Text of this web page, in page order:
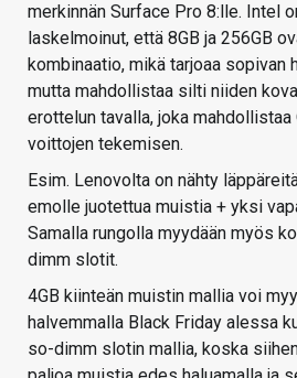
merkinnän Surface Pro 8:lle. Intel
laskelmoinut, että 8GB ja 256GB
kombinaatio, mikä tarjoaa sopivan
mutta mahdollistaa silti niiden
erottelun tavalla, joka mahdollistaa
voittojen tekemisen.
Esim. Lenovolta on nähty
emolle juotettua muistia + yksi
Samalla rungolla myydään myös
dimm slotit.
4GB kiinteän muistin mallia voi
halvemmalla Black Friday alessa
so-dimm slotin mallia, koska